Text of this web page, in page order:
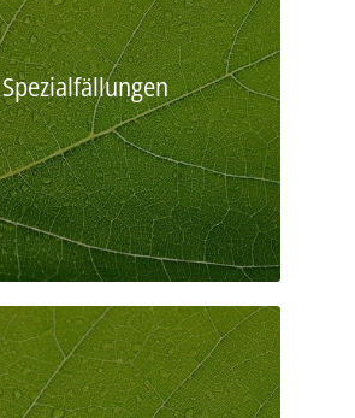
Spezialfällungen